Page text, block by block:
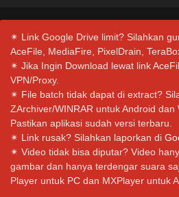
✴ Link Google Drive limit? Silahkan
AceFile, MediaFire, PixelDrain,
✴ Jika Ingin Download lewat link
VPN/Proxy.
✴ File batch tidak dapat di extract?
ZArchiver/WINRAR untuk Android dan
Pastikan aplikasi sudah versi terbaru.
✴ Link rusak? Silahkan laporkan di
✴ Video tidak bisa diputar? Video
gambar dan hanya terdengar suara
Player untuk PC dan MXPlayer untuk